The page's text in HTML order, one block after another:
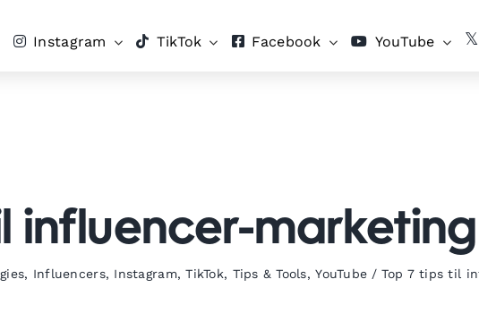
Instagram TikTok Facebook YouTube
influencer-
, Influencers, Instagram,TikTok, Tips & Tools,YouTube / Top 7 tips til